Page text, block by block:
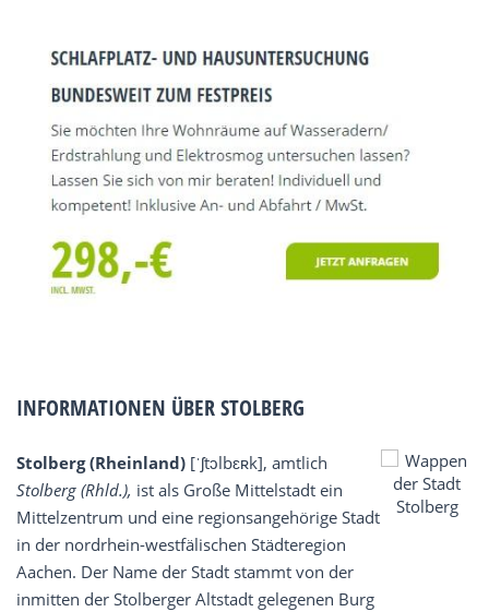
INFORMATIONEN ÜBER STOLBERG
Stolberg (Rheinland) [ˈʃtɔlbɛʀk], amtlich
Stolberg (Rhld.), ist als Große Mittelstadt ein
Mittelzentrum und eine regionsangehörige Stadt
in der nordrhein-westfälischen Städteregion
Aachen. Der Name der Stadt stammt von der
inmitten der Stolberger Altstadt gelegenen Burg